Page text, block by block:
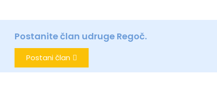
Postanite član udruge Regoč.
Postani član